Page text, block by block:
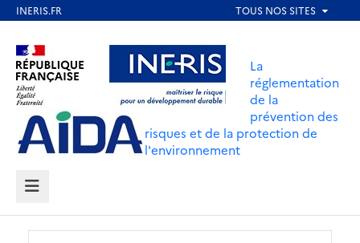
contenu
principal
Aller au contenu Aller au menu
Aller au pied de page
La
réglementation
de la
prévention des
risques et de la protection de
l'environnement
MENU